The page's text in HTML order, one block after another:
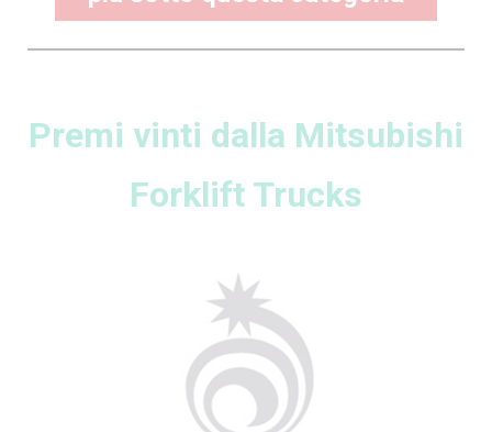
Premi vinti dalla Mitsubishi
Forklift Trucks